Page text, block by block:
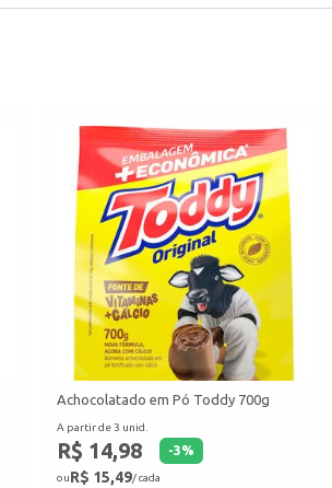
Achocolatado em Pó Toddy 700g
A partir de 3 unid.
R$ 14,98 -3%
ouR$ 15,49/ cada